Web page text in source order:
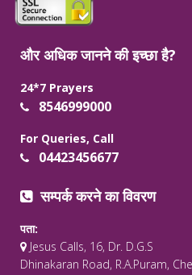
और अधिक जानने की इच्छा है?
24*7 Prayers
8546999000
For Queries, Call
04423456677
सम्पर्क करने का विवरण
पता:
Jesus Calls, 16, Dr. D.G.S
Dhinakaran Road, R.A.Puram,